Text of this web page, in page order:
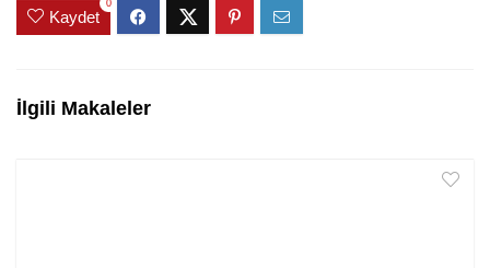
Kaydet
0
İlgili Makaleler